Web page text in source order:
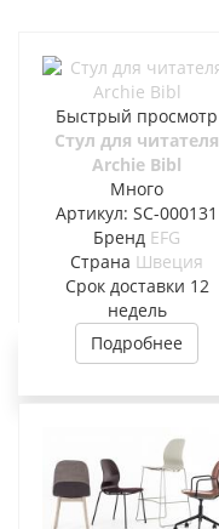
Быстрый просмотр
Стул для читателя
Archie Bibl
Много
Артикул: SC-000131
Бренд EFG
Страна Швеция
Cрок доставки 12
недель
Подробнее